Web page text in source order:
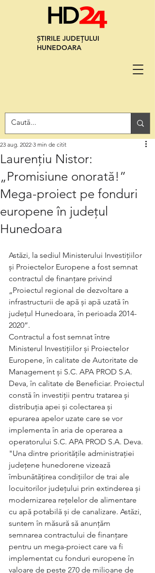
ȘTIRILE JUDEȚULUI
HUNEDOARA
Laurențiu Nistor:
„Promisiune onorată!”
Mega-proiect pe fonduri
europene în județul
Hunedoara
23 aug. 2022 3 min de citit
Astăzi, la sediul Ministerului Investițiilor
și Proiectelor Europene a fost semnat
contractul de finanțare privind
„Proiectul regional de dezvoltare a
infrastructurii de apă și apă uzată în
județul Hunedoara, în perioada 2014-
2020”.
Contractul a fost semnat între
Ministerul Investițiilor și Proiectelor
Europene, în calitate de Autoritate de
Management și S.C. APA PROD S.A.
Deva, în calitate de Beneficiar. Proiectul
constă în investiții pentru tratarea și
distribuția apei și colectarea și
epurarea apelor uzate care se vor
implementa în aria de operarea a
operatorului S.C. APA PROD S.A. Deva.
"Una dintre prioritățile administrației
județene hunedorene vizează
îmbunătățirea condițiilor de trai ale
locuitorilor județului prin extinderea și
modernizarea rețelelor de alimentare
cu apă potabilă și de canalizare. Astăzi,
suntem în măsură să anunțăm
semnarea contractului de finanțare
pentru un mega-proiect care va fi
implementat cu fonduri europene în
valoare de peste 270 de milioane de